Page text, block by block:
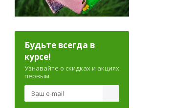
Будьте всегда в
курсе!
Узнавайте о скидках и акциях
первым